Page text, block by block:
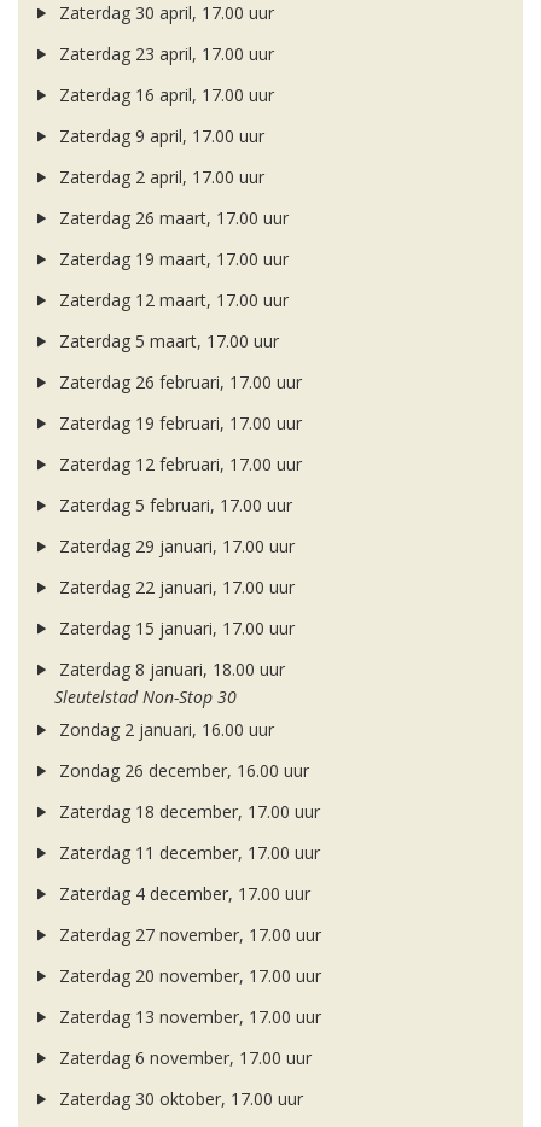
Zaterdag 30 april, 17.00 uur
Zaterdag 23 april, 17.00 uur
Zaterdag 16 april, 17.00 uur
Zaterdag 9 april, 17.00 uur
Zaterdag 2 april, 17.00 uur
Zaterdag 26 maart, 17.00 uur
Zaterdag 19 maart, 17.00 uur
Zaterdag 12 maart, 17.00 uur
Zaterdag 5 maart, 17.00 uur
Zaterdag 26 februari, 17.00 uur
Zaterdag 19 februari, 17.00 uur
Zaterdag 12 februari, 17.00 uur
Zaterdag 5 februari, 17.00 uur
Zaterdag 29 januari, 17.00 uur
Zaterdag 22 januari, 17.00 uur
Zaterdag 15 januari, 17.00 uur
Zaterdag 8 januari, 18.00 uur
Sleutelstad Non-Stop 30
Zondag 2 januari, 16.00 uur
Zondag 26 december, 16.00 uur
Zaterdag 18 december, 17.00 uur
Zaterdag 11 december, 17.00 uur
Zaterdag 4 december, 17.00 uur
Zaterdag 27 november, 17.00 uur
Zaterdag 20 november, 17.00 uur
Zaterdag 13 november, 17.00 uur
Zaterdag 6 november, 17.00 uur
Zaterdag 30 oktober, 17.00 uur